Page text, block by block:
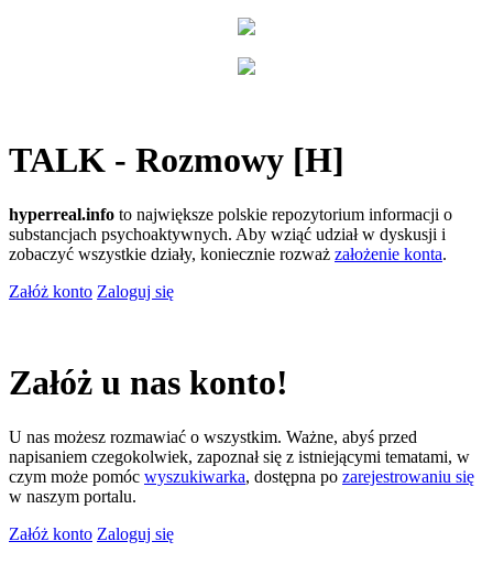
TALK - Rozmowy [H]
hyperreal.info to największe polskie repozytorium informacji o
substancjach psychoaktywnych. Aby wziąć udział w dyskusji i
zobaczyć wszystkie działy, koniecznie rozważ założenie konta.
Załóż konto Zaloguj się
Załóż u nas konto!
U nas możesz rozmawiać o wszystkim. Ważne, abyś przed
napisaniem czegokolwiek, zapoznał się z istniejącymi tematami, w
czym może pomóc wyszukiwarka, dostępna po zarejestrowaniu się
w naszym portalu.
Załóż konto Zaloguj się